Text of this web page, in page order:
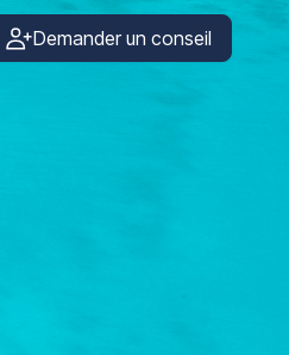
Demander un conseil